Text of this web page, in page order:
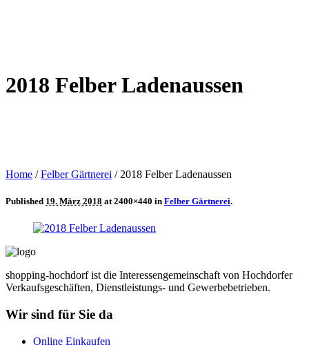
2018 Felber Ladenaussen
Home /Felber Gärtnerei / 2018 Felber Ladenaussen
Published 19. März 2018 at 2400×440 in Felber Gärtnerei.
shopping-hochdorf ist die Interessengemeinschaft von Hochdorfer
Verkaufsgeschäften, Dienstleistungs- und Gewerbebetrieben.
Wir sind für Sie da
Online Einkaufen